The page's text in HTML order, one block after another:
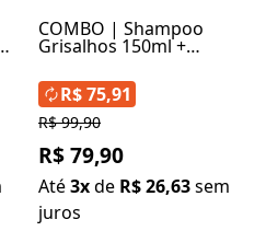
COMBO | Shampoo
Grisalhos 150ml +
Matte 130g
R$ 99,90
R$ 79,90
Até3xde R$ 26,63sem
juros
R$ 75,91